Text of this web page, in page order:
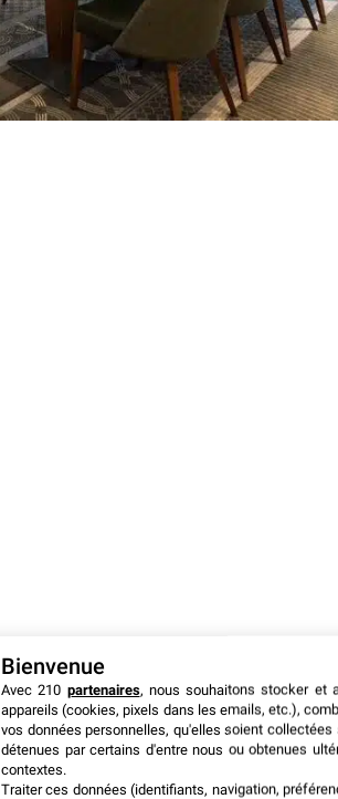
Bienvenue
Avec 210 partenaires, nous souhaitons stocker et
appareils (cookies, pixels dans les emails, etc.),
vos données personnelles, qu'elles soient
détenues par certains d'entre nous ou obtenues
contextes.
Traiter ces données (identifiants, navigation,